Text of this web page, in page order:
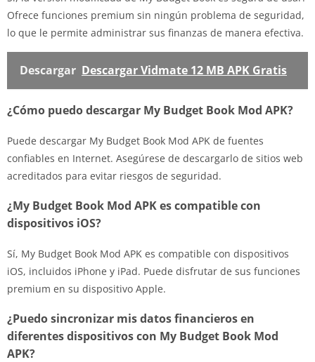
Ofrece funciones premium sin ningún problema de seguridad,
lo que le permite administrar sus finanzas de manera efectiva.
Descargar Descargar Vidmate 12 MB APK Gratis
¿Cómo puedo descargar My Budget Book Mod APK?
Puede descargar My Budget Book Mod APK de fuentes
confiables en Internet. Asegúrese de descargarlo de sitios web
acreditados para evitar riesgos de seguridad.
¿My Budget Book Mod APK es compatible con
dispositivos iOS?
Sí, My Budget Book Mod APK es compatible con dispositivos
iOS, incluidos iPhone y iPad. Puede disfrutar de sus funciones
premium en su dispositivo Apple.
¿Puedo sincronizar mis datos financieros en
diferentes dispositivos con My Budget Book Mod
APK?